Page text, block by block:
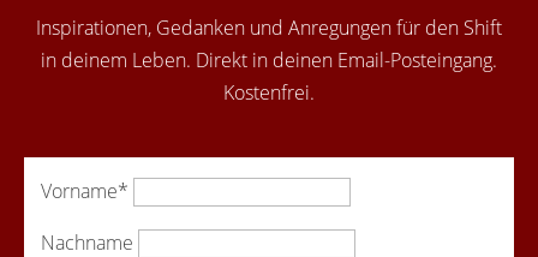
Inspirationen, Gedanken und Anregungen für den Shift
in deinem Leben. Direkt in deinen Email-Posteingang.
Kostenfrei.
Vorname*
Nachname